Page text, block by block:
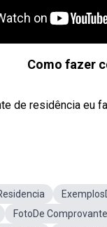
Como fazer
residência eu
FotoDe